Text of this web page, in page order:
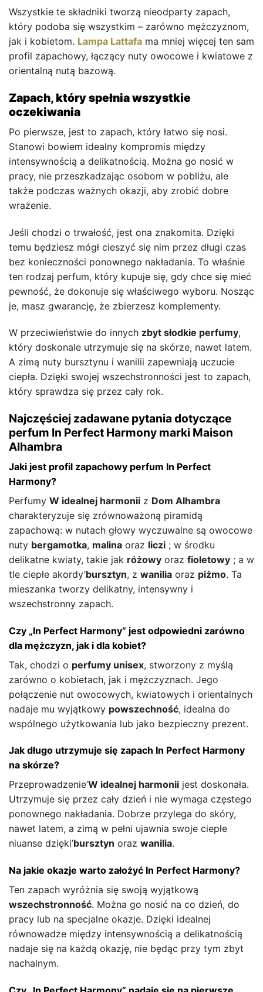
Wszystkie te składniki tworzą nieodparty zapach,
który podoba się wszystkim – zarówno mężczyznom,
jak i kobietom. Lampa Lattafa ma mniej więcej ten sam
profil zapachowy, łączący nuty owocowe i kwiatowe z
orientalną nutą bazową.
Zapach, który spełnia wszystkie
oczekiwania
Po pierwsze, jest to zapach, który łatwo się nosi.
Stanowi bowiem idealny kompromis między
intensywnością a delikatnością. Można go nosić w
pracy, nie przeszkadzając osobom w pobliżu, ale
także podczas ważnych okazji, aby zrobić dobre
wrażenie.
Jeśli chodzi o trwałość, jest ona znakomita. Dzięki
temu będziesz mógł cieszyć się nim przez długi czas
bez konieczności ponownego nakładania. To właśnie
ten rodzaj perfum, który kupuje się, gdy chce się mieć
pewność, że dokonuje się właściwego wyboru. Nosząc
je, masz gwarancję, że zbierzesz komplementy.
W przeciwieństwie do innych zbyt słodkie perfumy,
który doskonale utrzymuje się na skórze, nawet latem.
A zimą nuty bursztynu i wanilii zapewniają uczucie
ciepła. Dzięki swojej wszechstronności jest to zapach,
który sprawdza się przez cały rok.
Najczęściej zadawane pytania dotyczące
perfum In Perfect Harmony marki Maison
Alhambra
Jaki jest profil zapachowy perfum In Perfect
Harmony?
Perfumy W idealnej harmonii z Dom Alhambra
charakteryzuje się zrównoważoną piramidą
zapachową: w nutach głowy wyczuwalne są owocowe
nuty bergamotka, malina oraz liczi ; w środku
delikatne kwiaty, takie jak różowy oraz fioletowy ; a w
tle ciepłe akordy’bursztyn, z wanilia oraz piżmo. Ta
mieszanka tworzy delikatny, intensywny i
wszechstronny zapach.
Czy „In Perfect Harmony” jest odpowiedni zarówno
dla mężczyzn, jak i dla kobiet?
Tak, chodzi o perfumy unisex, stworzony z myślą
zarówno o kobietach, jak i mężczyznach. Jego
połączenie nut owocowych, kwiatowych i orientalnych
nadaje mu wyjątkowy powszechność, idealna do
wspólnego użytkowania lub jako bezpieczny prezent.
Jak długo utrzymuje się zapach In Perfect Harmony
na skórze?
Przeprowadzenie’W idealnej harmonii jest doskonała.
Utrzymuje się przez cały dzień i nie wymaga częstego
ponownego nakładania. Dobrze przylega do skóry,
nawet latem, a zimą w pełni ujawnia swoje ciepłe
niuanse dzięki’bursztyn oraz wanilia.
Na jakie okazje warto założyć In Perfect Harmony?
Ten zapach wyróżnia się swoją wyjątkową
wszechstronność. Można go nosić na co dzień, do
pracy lub na specjalne okazje. Dzięki idealnej
równowadze między intensywnością a delikatnością
nadaje się na każdą okazję, nie będąc przy tym zbyt
nachalnym.